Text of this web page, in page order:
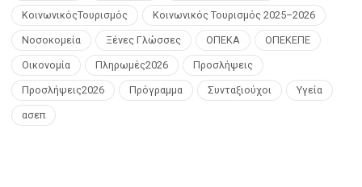
ΚοινωνικόςΤουρισμός Κοινωνικός Τουρισμός 2025–2026
Νοσοκομεία Ξένες Γλώσσες ΟΠΕΚΑ ΟΠΕΚΕΠΕ
Οικονομία Πληρωμές2026 Προσλήψεις
Προσλήψεις2026 Πρόγραμμα Συνταξιούχοι Υγεία
ασεπ